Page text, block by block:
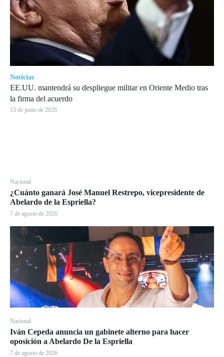
Nacional
¿Cuánto ganará José Manuel Restrepo, vicepresidente de
Abelardo de la Espriella?
7 de agosto de 2026
Nacional
Iván Cepeda anuncia un gabinete alterno para hacer
oposición a Abelardo De la Espriella
7 de agosto de 2026
Noticias
EE.UU. mantendrá su despliegue militar en Oriente Medio tras
la firma del acuerdo
15 de junio de 2026